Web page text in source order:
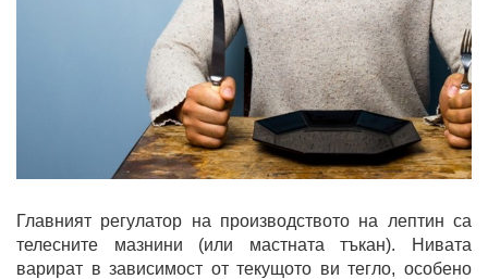
Главният регулатор на производството на лептин са
телесните мазнини (или мастната тъкан). Нивата
варират в зависимост от текущото ви тегло, особено